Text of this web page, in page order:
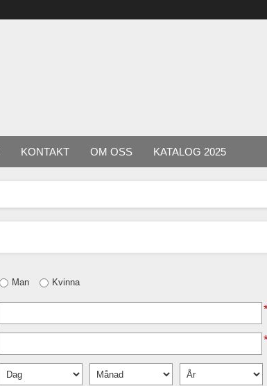
KONTAKT OM OSS KATALOG 2025
Man Kvinna